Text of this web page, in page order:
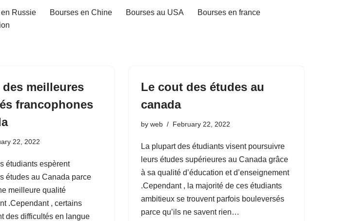
Russie Bourses en Chine Bourses au USA
Bourses en france
meilleures
francophones
22, 2022
étudiants espèrent
études au Canada parce
meilleure qualité
.Cependant , certains
des difficultés en langue
Le cout des études au
canada
by web February 22, 2022
La plupart des étudiants visent poursuivre
leurs études supérieures au Canada grâce
à sa qualité d’éducation et d’enseignement
.Cependant , la majorité de ces étudiants
ambitieux se trouvent parfois bouleversés
parce qu’ils ne savent rien…